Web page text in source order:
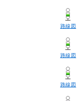
路線図
路線図
路線図